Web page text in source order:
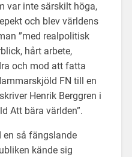
var inte särskilt höga,
och blev världens
”med realpolitisk
hårt arbete,
och mod att fatta
FN till en
Henrik Berggren i
Att bära världen”.
så fängslande
kände sig